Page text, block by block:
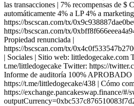
las transacciones | 7% recompensas de $
automáticamente 4% a LP 4% a
https://bscscan.com/tx/
https://bscscan.com/tx/
Propiedad renunciada |
https://bscscan.com/tx/
| Sociales | Sitio web: littledogecake.com
t.me/littledogecake Twitter: https://
Informe de auditoría 100% APROBADO
https://t.me/littledogecake/438 | Cómo
https://exchange.pancakeswap.finance/#/